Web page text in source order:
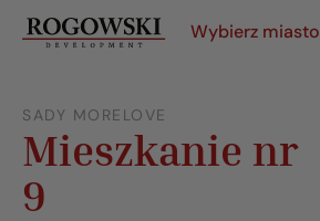
Wybierz miasto
SADY MORELOVE
Mieszkanie nr
9